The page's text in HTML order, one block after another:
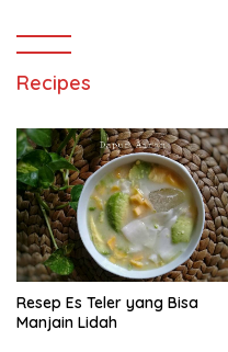
Recipes
Resep Es Teler yang Bisa
Manjain Lidah